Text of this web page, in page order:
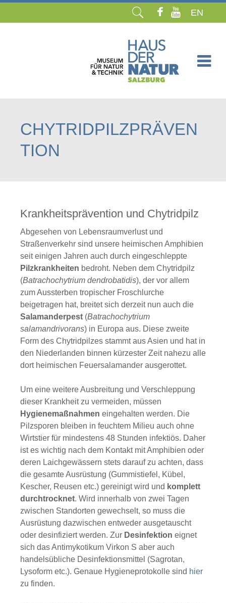
EN
CHYTRIDPILZPRÄVEN
TION
Krankheitsprävention und Chytridpilz
Abgesehen von Lebensraumverlust und
Straßenverkehr sind unsere heimischen Amphibien
seit einigen Jahren auch durch eingeschleppte
Pilzkrankheiten bedroht. Neben dem Chytridpilz
(Batrachochytrium dendrobatidis), der vor allem
zum Aussterben tropischer Froschlurche
beigetragen hat, breitet sich derzeit nun auch die
Salamanderpest (Batrachochytrium
salamandrivorans) in Europa aus. Diese zweite
Form des Chytridpilzes stammt aus Asien und hat in
den Niederlanden binnen kürzester Zeit nahezu alle
dort heimischen Feuersalamander ausgerottet.
Um eine weitere Ausbreitung und Verschleppung
dieser Krankheit zu vermeiden, müssen
Hygienemaßnahmen eingehalten werden. Die
Pilzsporen bleiben in feuchtem Milieu auch ohne
Wirtstier für mindestens 48 Stunden infektiös. Daher
ist es wichtig nach dem Kontakt mit Amphibien oder
deren Laichgewässern stets darauf zu achten, dass
die gesamte Ausrüstung (Gummistiefel, Kübel,
Kescher, Reusen etc.) gereinigt wird und komplett
durchtrocknet. Wird innerhalb von zwei Tagen
zwischen Standorten gewechselt, so muss die
Ausrüstung dazwischen entweder ausgetauscht
oder desinfiziert werden. Zur Desinfektion eignet
sich das Antimykotikum Virkon S aber auch
handelsübliche Desinfektionsmittel (Sagrotan,
Lysoform etc.). Genaue Hygieneprotokolle sind hier
zu finden.